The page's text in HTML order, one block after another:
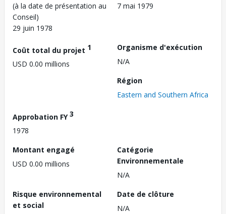
(à la date de présentation au
Conseil)
29 juin 1978
7 mai 1979
Coût total du projet 1
USD 0.00 millions
Organisme d'exécution
N/A
Région
Eastern and Southern Africa
Approbation FY3
1978
Montant engagé
USD 0.00 millions
Catégorie
Environnementale
N/A
Risque environnemental
et social
Date de clôture
N/A